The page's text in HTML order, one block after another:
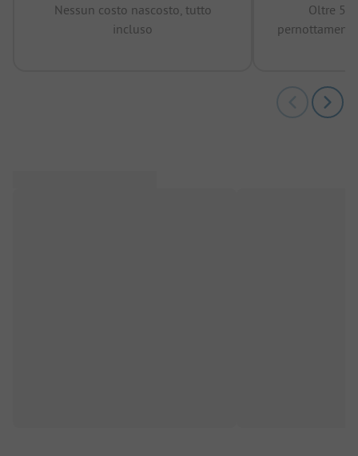
Nessun costo nascosto, tutto
incluso
Oltre